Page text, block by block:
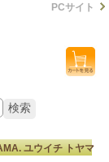
PCサイト
ユウイチ トヤマ